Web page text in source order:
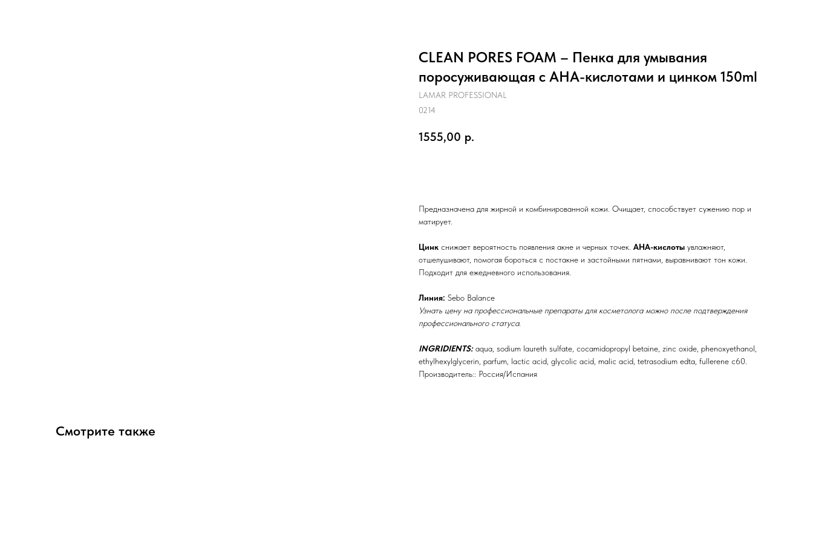
СLEAN PORES FOAM – Пенка для умывания
поросуживающая c АНА-кислотами и цинком 150ml
LAMAR PROFESSIONAL
0214
1555,00 р.
Предназначена для жирной и комбинированной кожи. Очищает, способствует сужению пор и
матирует.
Цинк снижает вероятность появления акне и черных точек. АНА-кислоты увлажняют,
отшелушивают, помогая бороться с постакне и застойными пятнами, выравнивают тон кожи.
Подходит для ежедневного использования.
Линия: Sebo Balance
Узнать цену на профессиональные препараты для косметолога можно после подтверждения
профессионального статуса.
INGRIDIENTS:aqua, sodium laureth sulfate, cocamidopropyl betaine, zinc oxide, phenoxyethanol,
ethylhexylglycerin, parfum, lactic acid, glycolic acid, malic acid, tetrasodium edta, fullerene c60.
Производитель:: Россия/Испания
Смотрите также